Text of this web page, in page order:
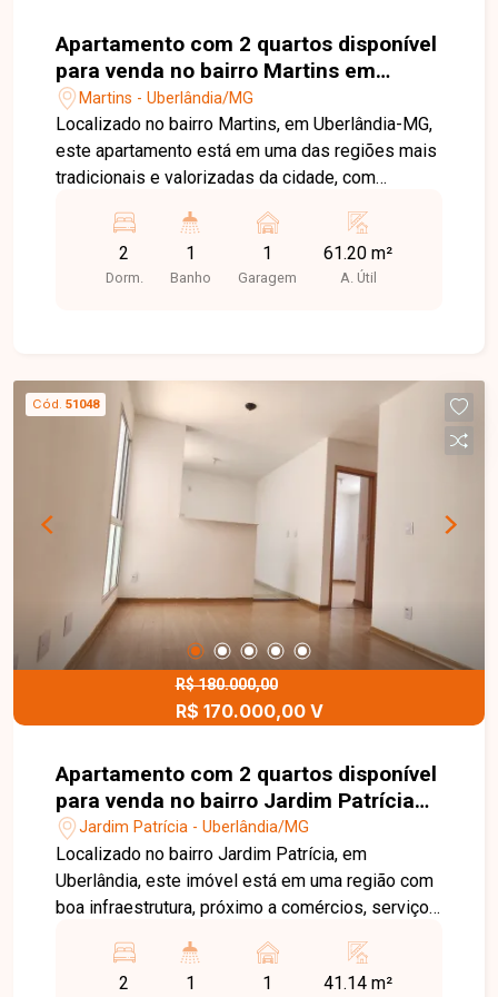
Apartamento com 2 quartos disponível
para venda no bairro Martins em
Uberlândia-MG
Martins - Uberlândia/MG
Localizado no bairro Martins, em Uberlândia-MG,
este apartamento está em uma das regiões mais
tradicionais e valorizadas da cidade, com
O bairro oferece proximidade com hospitais,
supermercados, escolas, farmácias e diversos
serviços essenciais, garantindo praticidade e
integrada à copa, cozinha com armário embaixo
da pia e banheiro social com armários. O
apartamento possui ainda 1 vaga de garagem
coberta, proporcionando mais comodidade e
segurança no dia a dia. Ideal para quem deseja
morar em uma localização privilegiada ou investir
com segurança. Entre em contato e agende sua
visita para conhecer este imóvel!
2
Dorm.
1
Banho
1
Garagem
61.20 m²
A. Útil
Cód. 51048
R$ 180.000,00
R$ 170.000,00 V
Apartamento com 2 quartos disponível
para venda no bairro Jardim Patrícia
em Uberlândia-MG
Jardim Patrícia - Uberlândia/MG
Localizado no bairro Jardim Patrícia, em
Uberlândia, este imóvel está em uma região com
boa infraestrutura, próximo a comércios, serviços
proporcionando praticidade no dia a dia. O
apartamento conta com sala, 2 quartos, banheiro
2 1 1 41.14 m²